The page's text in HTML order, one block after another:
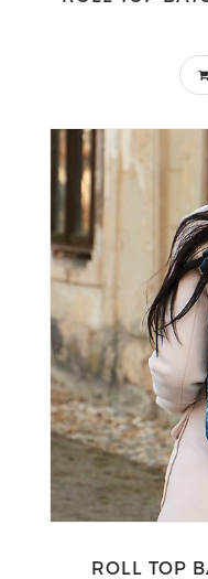
ROLL TOP